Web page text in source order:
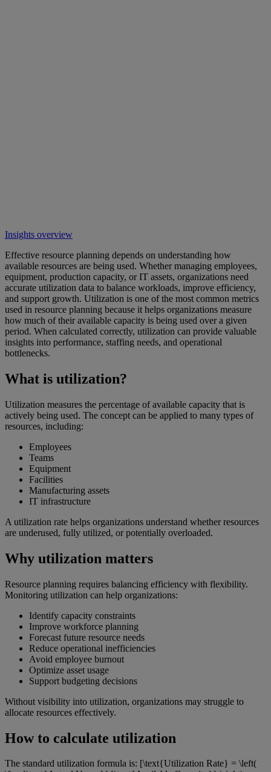
Insights overview
Effective resource planning depends on understanding how
available resources are being used. Whether managing employees,
equipment, production capacity, or IT assets, organizations need
accurate utilization data to balance workloads, improve efficiency,
and support growth. Utilization is one of the most common metrics
used in resource planning because it helps organizations measure
how much of their available capacity is being used over a given
period. When calculated correctly, utilization can provide valuable
insights into performance, staffing needs, and operational
bottlenecks.
What is utilization?
Utilization measures the percentage of available capacity that is
actively being used. The concept can be applied to many types of
resources, including:
Employees
Teams
Equipment
Facilities
Manufacturing assets
IT infrastructure
A utilization rate helps organizations understand whether resources
are underused, fully utilized, or potentially overloaded.
Why utilization matters
Resource planning requires balancing efficiency with flexibility.
Monitoring utilization can help organizations:
Identify capacity constraints
Improve workforce planning
Forecast future resource needs
Reduce operational inefficiencies
Avoid employee burnout
Optimize asset usage
Support budgeting decisions
Without visibility into utilization, organizations may struggle to
allocate resources effectively.
How to calculate utilization
The standard utilization formula is: [\text{Utilization Rate} = \left(